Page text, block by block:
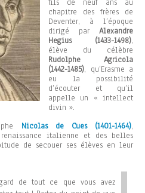
fils de neuf ans au
chapitre des frères de
Deventer, à l’époque
dirigé par Alexandre
Hegius (1433-1498),
élève du célèbre
Rudolphe Agricola
(1442-1485), qu’Erasme a
eu la possibilité
d’écouter et qu’il
appelle un « intellect
divin ».
Nicolas de Cues (1401-1464),
italienne et des belles
de secouer ses élèves en leur
de tout ce que vous avez